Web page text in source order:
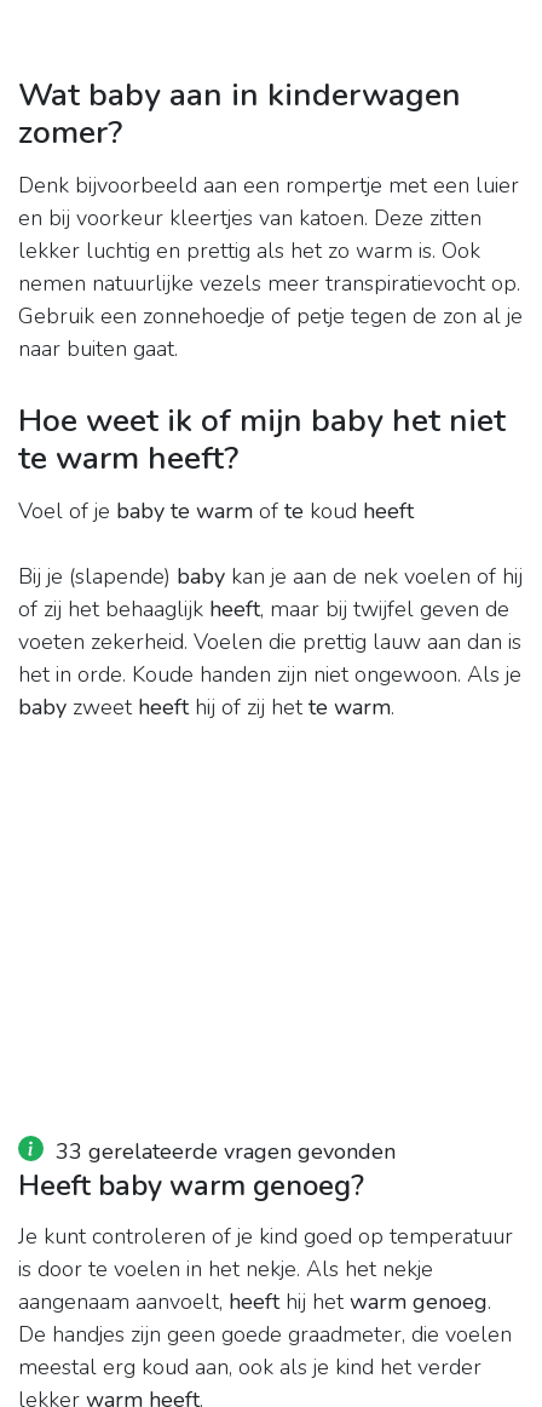
Wat baby aan in kinderwagen
zomer?
Denk bijvoorbeeld aan een rompertje met een luier
en bij voorkeur kleertjes van katoen. Deze zitten
lekker luchtig en prettig als het zo warm is. Ook
nemen natuurlijke vezels meer transpiratievocht op.
Gebruik een zonnehoedje of petje tegen de zon al je
naar buiten gaat.
Hoe weet ik of mijn baby het niet
te warm heeft?
Voel of je baby te warm of te koud heeft
Bij je (slapende) baby kan je aan de nek voelen of hij
of zij het behaaglijk heeft, maar bij twijfel geven de
voeten zekerheid. Voelen die prettig lauw aan dan is
het in orde. Koude handen zijn niet ongewoon. Als je
baby zweet heefthij of zij hette warm.
33 gerelateerde vragen gevonden
Heeft baby warm genoeg?
Je kunt controleren of je kind goed op temperatuur
is door te voelen in het nekje. Als het nekje
aangenaam aanvoelt, heefthij hetwarm genoeg.
De handjes zijn geen goede graadmeter, die voelen
meestal erg koud aan, ook als je kind het verder
lekker warm heeft.